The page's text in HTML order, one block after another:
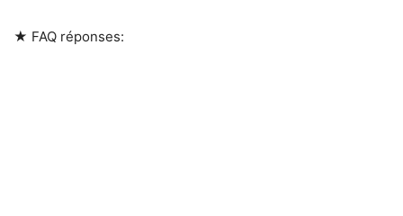
★ FAQ réponses: